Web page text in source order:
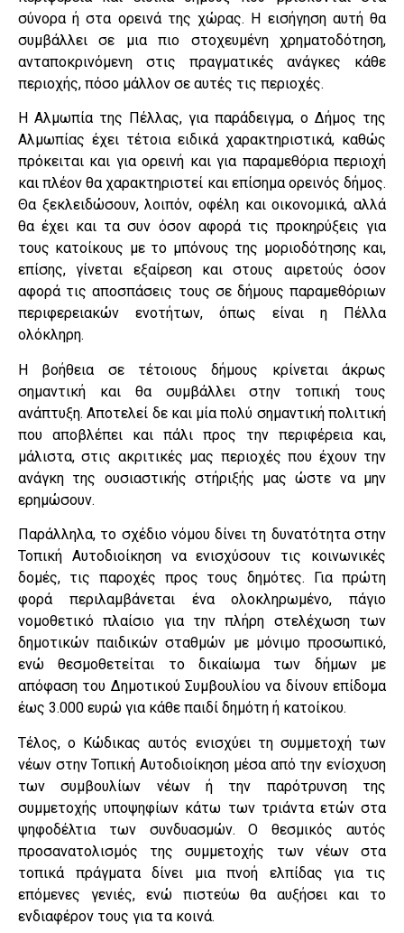
σύνορα ή στα ορεινά της χώρας. Η εισήγηση αυτή θα
συμβάλλει σε μια πιο στοχευμένη χρηματοδότηση,
ανταποκρινόμενη στις πραγματικές ανάγκες κάθε
περιοχής, πόσο μάλλον σε αυτές τις περιοχές.
Η Αλμωπία της Πέλλας, για παράδειγμα, ο Δήμος της
Αλμωπίας έχει τέτοια ειδικά χαρακτηριστικά, καθώς
πρόκειται και για ορεινή και για παραμεθόρια περιοχή
και πλέον θα χαρακτηριστεί και επίσημα ορεινός δήμος.
Θα ξεκλειδώσουν, λοιπόν, οφέλη και οικονομικά, αλλά
θα έχει και τα συν όσον αφορά τις προκηρύξεις για
τους κατοίκους με το μπόνους της μοριοδότησης και,
επίσης, γίνεται εξαίρεση και στους αιρετούς όσον
αφορά τις αποσπάσεις τους σε δήμους παραμεθόριων
περιφερειακών ενοτήτων, όπως είναι η Πέλλα
ολόκληρη.
Η βοήθεια σε τέτοιους δήμους κρίνεται άκρως
σημαντική και θα συμβάλλει στην τοπική τους
ανάπτυξη. Αποτελεί δε και μία πολύ σημαντική πολιτική
που αποβλέπει και πάλι προς την περιφέρεια και,
μάλιστα, στις ακριτικές μας περιοχές που έχουν την
ανάγκη της ουσιαστικής στήριξής μας ώστε να μην
ερημώσουν.
Παράλληλα, το σχέδιο νόμου δίνει τη δυνατότητα στην
Τοπική Αυτοδιοίκηση να ενισχύσουν τις κοινωνικές
δομές, τις παροχές προς τους δημότες. Για πρώτη
φορά περιλαμβάνεται ένα ολοκληρωμένο, πάγιο
νομοθετικό πλαίσιο για την πλήρη στελέχωση των
δημοτικών παιδικών σταθμών με μόνιμο προσωπικό,
ενώ θεσμοθετείται το δικαίωμα των δήμων με
απόφαση του Δημοτικού Συμβουλίου να δίνουν επίδομα
έως 3.000 ευρώ για κάθε παιδί δημότη ή κατοίκου.
Τέλος, ο Κώδικας αυτός ενισχύει τη συμμετοχή των
νέων στην Τοπική Αυτοδιοίκηση μέσα από την ενίσχυση
των συμβουλίων νέων ή την παρότρυνση της
συμμετοχής υποψηφίων κάτω των τριάντα ετών στα
ψηφοδέλτια των συνδυασμών. Ο θεσμικός αυτός
προσανατολισμός της συμμετοχής των νέων στα
τοπικά πράγματα δίνει μια πνοή ελπίδας για τις
επόμενες γενιές, ενώ πιστεύω θα αυξήσει και το
ενδιαφέρον τους για τα κοινά.